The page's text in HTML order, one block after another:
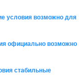
условия возможно для
официально возможно
стабильные